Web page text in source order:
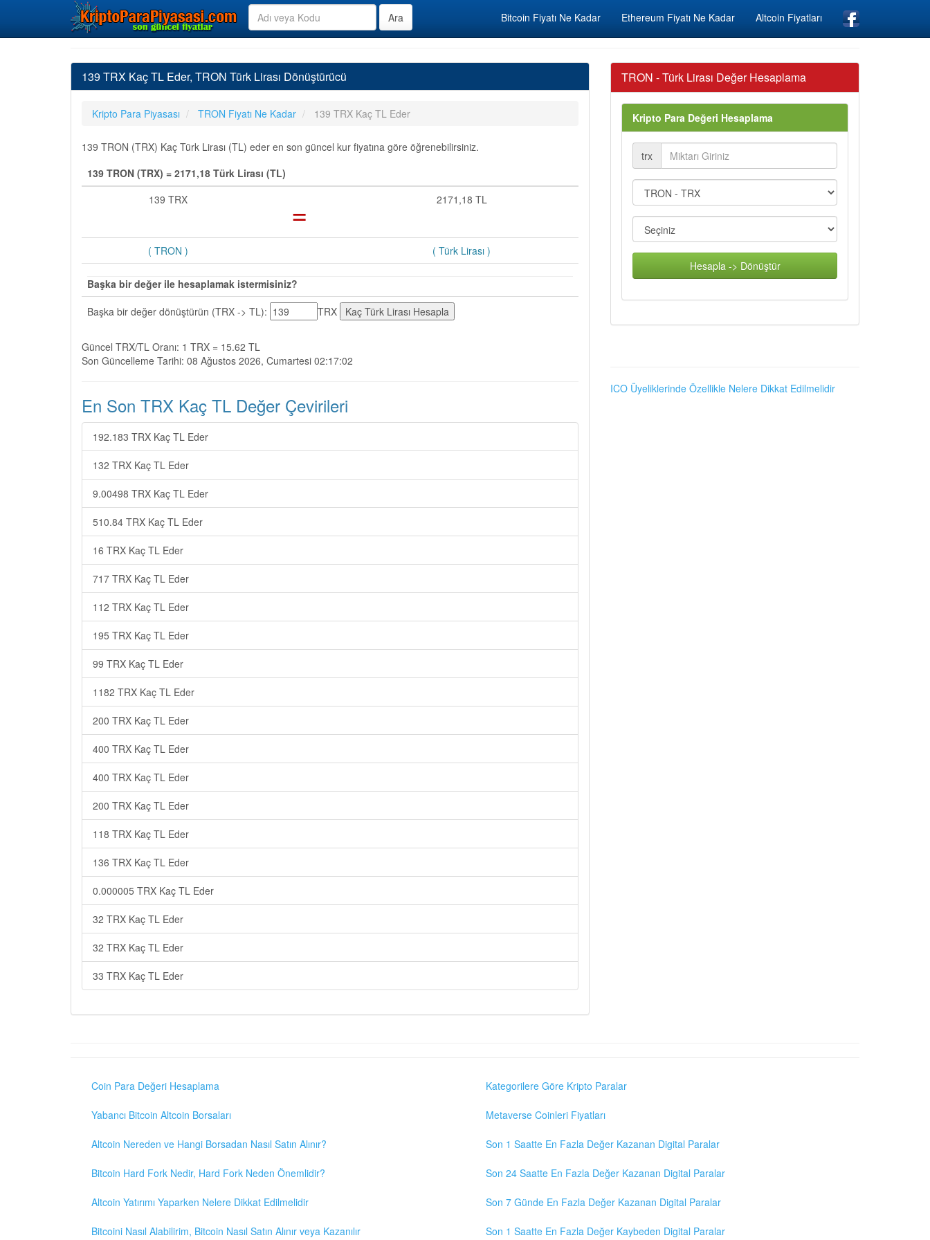
Bitcoin Fiyatı Ne Kadar Ethereum Fiyatı Ne Kadar Altcoin Fiyatları
139 TRX Kaç TL Eder, TRON Türk Lirası Dönüştürücü
Kripto Para Piyasası TRON Fiyatı Ne Kadar 139 TRX Kaç TL Eder
139 TRON (TRX) Kaç Türk Lirası (TL) eder en son güncel kur fiyatına göre öğrenebilirsiniz.
139 TRON (TRX) = 2171,18 Türk Lirası (TL)
139 TRX
= 2171,18 TL
( TRON ) ( Türk Lirası )
Başka bir değer ile hesaplamak istermisiniz?
Başka bir değer dönüştürün (TRX -> TL):
TRX
Güncel TRX/TL Oranı: 1 TRX = 15.62 TL
Son Güncelleme Tarihi: 08 Ağustos 2026, Cumartesi 02:17:02
En Son TRX Kaç TL Değer Çevirileri
192.183 TRX Kaç TL Eder
132 TRX Kaç TL Eder
9.00498 TRX Kaç TL Eder
510.84 TRX Kaç TL Eder
16 TRX Kaç TL Eder
717 TRX Kaç TL Eder
112 TRX Kaç TL Eder
195 TRX Kaç TL Eder
99 TRX Kaç TL Eder
1182 TRX Kaç TL Eder
200 TRX Kaç TL Eder
400 TRX Kaç TL Eder
400 TRX Kaç TL Eder
200 TRX Kaç TL Eder
118 TRX Kaç TL Eder
136 TRX Kaç TL Eder
0.000005 TRX Kaç TL Eder
32 TRX Kaç TL Eder
32 TRX Kaç TL Eder
33 TRX Kaç TL Eder
TRON - Türk Lirası Değer Hesaplama
Kripto Para Değeri Hesaplama
trx
Hesapla -> Dönüştür
ICO Üyeliklerinde Özellikle Nelere Dikkat Edilmelidir
Coin Para Değeri Hesaplama
Yabancı Bitcoin Altcoin Borsaları
Altcoin Nereden ve Hangi Borsadan Nasıl Satın Alınır?
Bitcoin Hard Fork Nedir, Hard Fork Neden Önemlidir?
Altcoin Yatırımı Yaparken Nelere Dikkat Edilmelidir
Bitcoini Nasıl Alabilirim, Bitcoin Nasıl Satın Alınır veya Kazanılır
Kategorilere Göre Kripto Paralar
Metaverse Coinleri Fiyatları
Son 1 Saatte En Fazla Değer Kazanan Digital Paralar
Son 24 Saatte En Fazla Değer Kazanan Digital Paralar
Son 7 Günde En Fazla Değer Kazanan Digital Paralar
Son 1 Saatte En Fazla Değer Kaybeden Digital Paralar